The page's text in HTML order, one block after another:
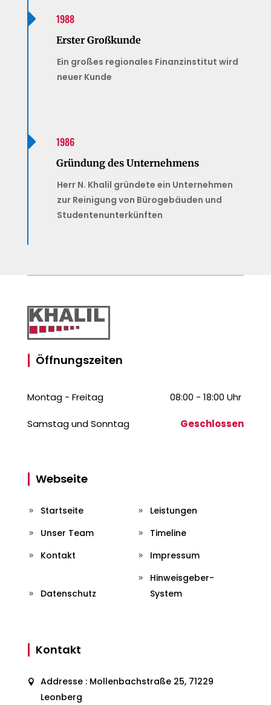
 1988
Erster Großkunde
Ein großes regionales Finanzinstitut wird
neuer Kunde
 1986
Gründung des Unternehmens
Herr N. Khalil gründete ein Unternehmen
zur Reinigung von Bürogebäuden und
Studentenunterkünften
Öffnungszeiten
Montag - Freitag 08:00 - 18:00 Uhr
Samstag und Sonntag Geschlossen
Webseite
Startseite
Leistungen
Unser Team
Timeline
Kontakt
Impressum
Datenschutz
Hinweisgeber-
System
Kontakt
Addresse : Mollenbachstraße 25, 71229
Leonberg